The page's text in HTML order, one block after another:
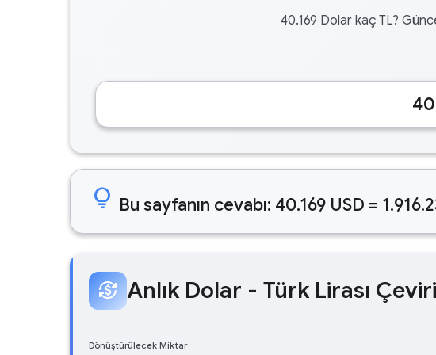
40.169 Dolar kaç TL?
lightbulb Bu sayfanın cevabı: 40.169 USD =
currency_exchange Anlık Dolar - Türk Lirası
Dönüştürülecek Miktar